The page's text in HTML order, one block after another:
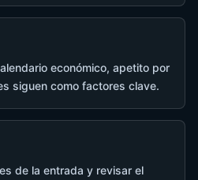
económico, apetito por
siguen como factores clave.
de la entrada y revisar el